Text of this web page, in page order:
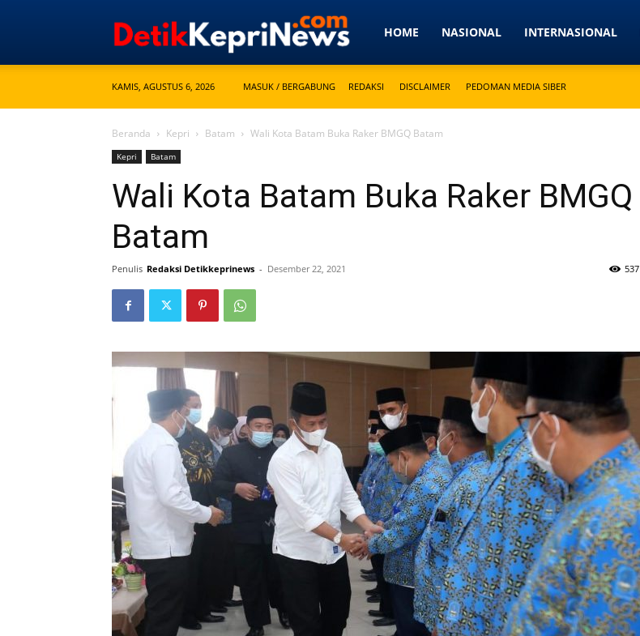
Detikkeprinews.com
HOME NASIONAL INTERNASIONAL
KAMIS, AGUSTUS 6, 2026 MASUK / BERGABUNG REDAKSI DISCLAIMER PEDOMAN MEDIA SIBER
Beranda Kepri Batam Wali Kota Batam Buka Raker BMGQ Batam
Kepri Batam
Wali Kota Batam Buka Raker BMGQ
Batam
Penulis Redaksi Detikkeprinews - Desember 22, 2021 537